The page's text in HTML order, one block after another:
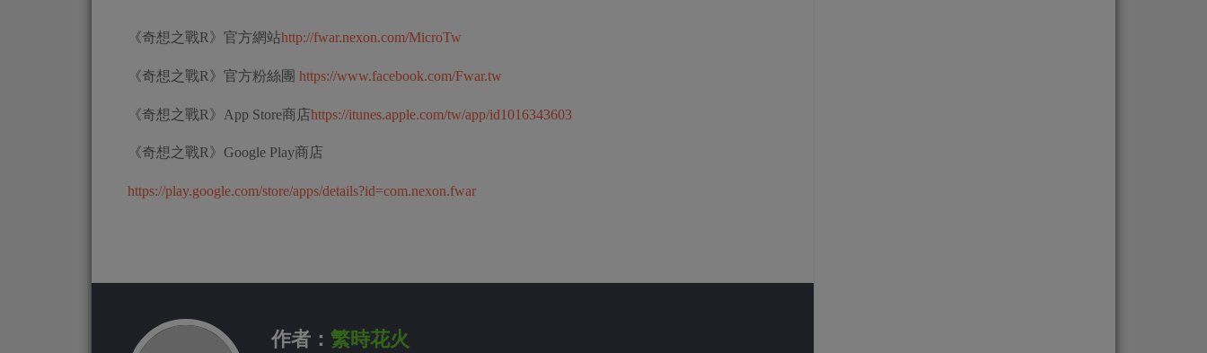
《奇想之戰R》官方網站http://fwar.nexon.com/MicroTw
《奇想之戰R》官方粉絲團 https://www.facebook.com/Fwar.tw
《奇想之戰R》App Store商店https://itunes.apple.com/tw/app/id1016343603
《奇想之戰R》Google Play商店
https://play.google.com/store/apps/details?id=com.nexon.fwar
作者： 繁時花火